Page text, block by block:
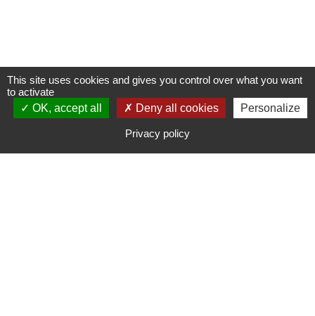
S'INSCRIRE À UNE FORMATION
This site uses cookies and gives you control over what you want
to activate
OK, accept all
Deny all cookies Personalize
Privacy policy